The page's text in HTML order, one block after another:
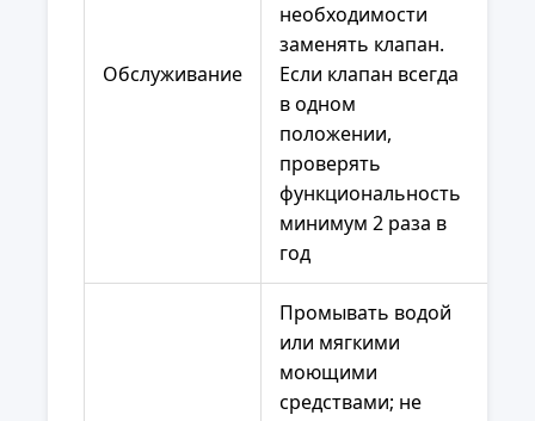
Обслуживание
необходимости
заменять клапан.
Если клапан всегда
в одном
положении,
проверять
функциональность
минимум 2 раза в
год
Промывать водой
или мягкими
моющими
средствами; не